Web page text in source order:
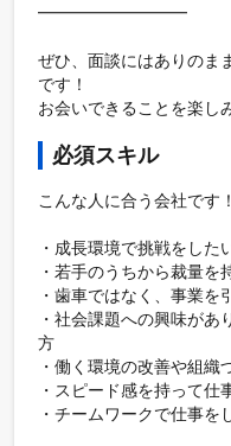
━━━━━━━━━
ぜひ、面談にはありのま
です！
必須スキル
こんな人に合う会社です！
・成長環境で挑戦をした
・若手のうちから裁量を
・歯車ではなく、事業
・社会課題への興味が
方
・働く環境の改善や組織
・スピード感を持って
・チームワークで仕事を